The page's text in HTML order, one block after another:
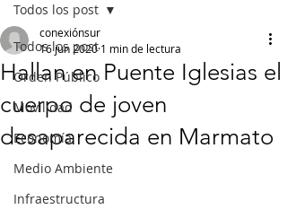
Todos los post
Orden Público
Movilidad
Economía
Medio Ambiente
Infraestructura
Todos los post
Hallan en Puente Iglesias el
cuerpo de joven
desaparecida en Marmato
conexiónsur
16 jun 2020 1 min de lectura